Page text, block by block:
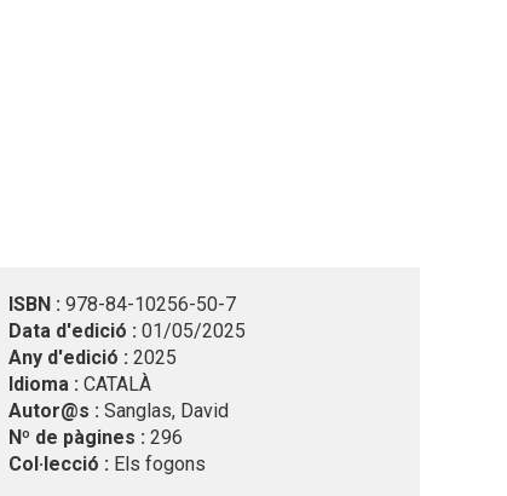
ISBN : 978-84-10256-50-7
Data d'edició : 01/05/2025
Any d'edició : 2025
Idioma : CATALÀ
Autor@s : Sanglas, David
Nº de pàgines : 296
Col·lecció : Els fogons